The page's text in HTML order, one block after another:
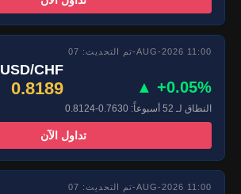
تم التحديث: 07-AUG-2026 11:00
USD/CHF
0.8189 ▲ +0.05%
النطاق لـ 52 أسبوعاً: 0.7630-0.8124
تداول الآن
تم التحديث: 07-AUG-2026 11:00